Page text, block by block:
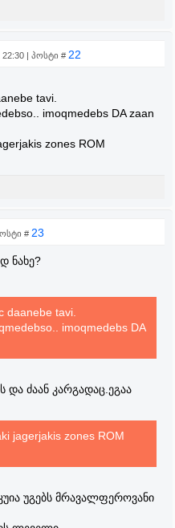
22:30 | პოსტი # 22
tavi.
imoqmedebs DA zaan
zones ROM
# 23
ნახე?
daanebe tavi.
imoqmedebs DA
და ძაან კარგადაც.ეგაა
jagerjakis zones ROM
უგებს მრავალფეროვანი